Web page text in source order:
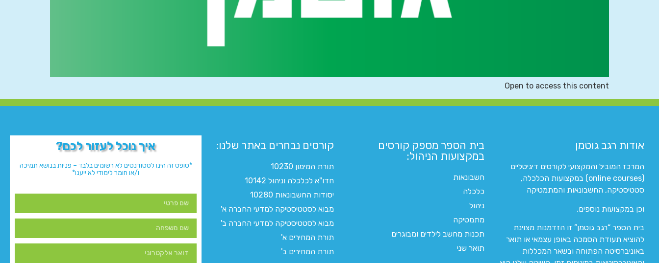
Open to access this content
אודות רגב גוטמן
המרכז המוביל והמקצועי לקורסים דיגיטליים
(online courses) במקצועות הכלכלה,
סטטיסטיקה, החשבונאות והמתמטיקה
וכן במקצועות נוספים.
בית הספר “רגב גוטמן” זו הזדמנות מצוינת
להוציא תעודת הסמכה באופן עצמאי או תואר
באוניברסיטה הפתוחה ובשאר המכללות
בית הספר מספק קורסים
במקצועות הניהול:
חשבונאות
כלכלה
ניהול
מתמטיקה
תכנות מחשב לילדים ומבוגרים
תואר שני
קורסים נבחרים באתר שלנו:​
תורת המימון 10230
חדו"א לכלכלה וניהול 10142
יסודות החשבונאות 10280
מבוא לסטטיסטיקה למדעי החברה א'
מבוא לסטטיסטיקה למדעי החברה ב'
תורת המחירים א'
תורת המחירים ב'
איך נוכל לעזור לכם?
*טופס זה הינו לסטודנטים לא רשומים בלבד – פניות בנושא תמיכה
ו/או חומר לימודי לא ייענו*